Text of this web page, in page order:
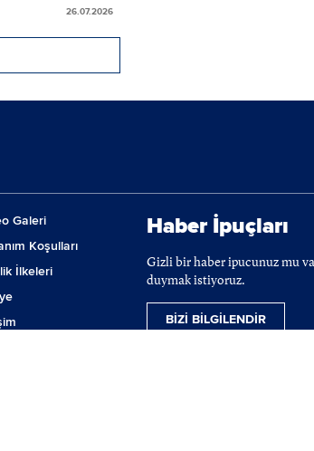
26.07.2026
Galeri
Koşulları
İlkeleri
Haber İpuçları
Gizli bir haber ipucunuz mu
duymak istiyoruz.
BİZİ BİLGİLENDİR